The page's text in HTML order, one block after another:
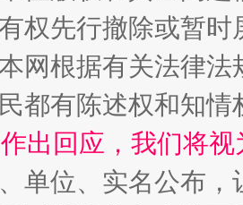
丛生
生
权先行撤除或暂
网根据有关法律
都有陈述权和知情
出回应，我们将
单位、实名公布